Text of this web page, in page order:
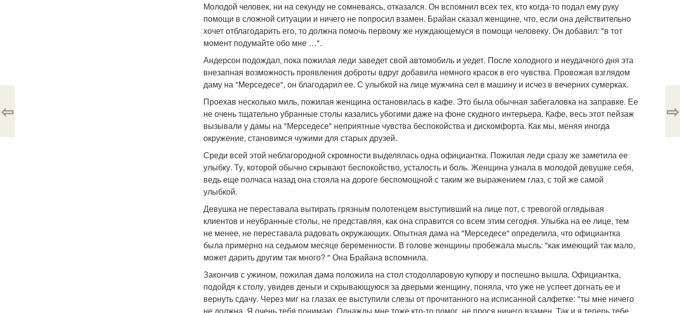
Молодой человек, ни на секунду не сомневаясь, отказался. Он вспомнил всех тех, кто когда-то подал ему руку
помощи в сложной ситуации и ничего не попросил взамен. Брайан сказал женщине, что, если она действительно
хочет отблагодарить его, то должна помочь первому же нуждающемуся в помощи человеку. Он добавил: "в тот
момент подумайте обо мне …".
Андерсон подождал, пока пожилая леди заведет свой автомобиль и уедет. После холодного и неудачного дня эта
внезапная возможность проявления доброты вдруг добавила немного красок в его чувства. Провожая взглядом
даму на "Мерседесе", он благодарил ее. С улыбкой на лице мужчина сел в машину и исчез в вечерних сумерках.
Проехав несколько миль, пожилая женщина остановилась в кафе. Это была обычная забегаловка на заправке. Ее
не очень тщательно убранные столы казались убогими даже на фоне скудного интерьера. Кафе, весь этот пейзаж
вызывали у дамы на "Мерседесе" неприятные чувства беспокойства и дискомфорта. Как мы, меняя иногда
окружение, становимся чужими для старых друзей.
Среди всей этой неблагородной скромности выделялась одна официантка. Пожилая леди сразу же заметила ее
улыбку. Ту, которой обычно скрывают беспокойство, усталость и боль. Женщина узнала в молодой девушке себя,
ведь еще полчаса назад она стояла на дороге беспомощной с таким же выражением глаз, с той же самой
улыбкой.
Девушка не переставала вытирать грязным полотенцем выступивший на лице пот, с тревогой оглядывая
клиентов и неубранные столы, не представляя, как она справится со всем этим сегодня. Улыбка на ее лице, тем
не менее, не переставала радовать окружающих. Опытная дама на "Мерседесе" определила, что официантка
была примерно на седьмом месяце беременности. В голове женщины пробежала мысль: "как имеющий так мало,
может дарить другим так много? " Она Брайана вспомнила.
Закончив с ужином, пожилая дама положила на стол стодолларовую купюру и поспешно вышла. Официантка,
подойдя к столу, увидев деньги и скрывающуюся за дверьми женщину, поняла, что уже не успеет догнать ее и
вернуть сдачу. Через миг на глазах ее выступили слезы от прочитанного на исписанной салфетке: "ты мне ничего
⇦ ⇨